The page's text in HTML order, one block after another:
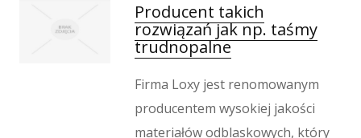
Kosmetyki
Leczenie
Salony Kosmetyczne
Sprzęt Medyczny
Oprogramowanie
Producent takich
rozwiązań jak np. taśmy
trudnopalne
Firma Loxy jest renomowanym
producentem wysokiej jakości
materiałów odblaskowych, który